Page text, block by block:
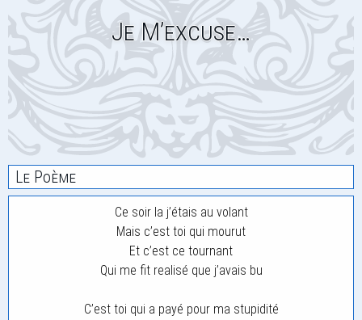
Je M’excuse…
Le Poème
Ce soir la j’étais au volant
Mais c’est toi qui mourut
Et c’est ce tournant
Qui me fit realisé que j’avais bu
C’est toi qui a payé pour ma stupidité